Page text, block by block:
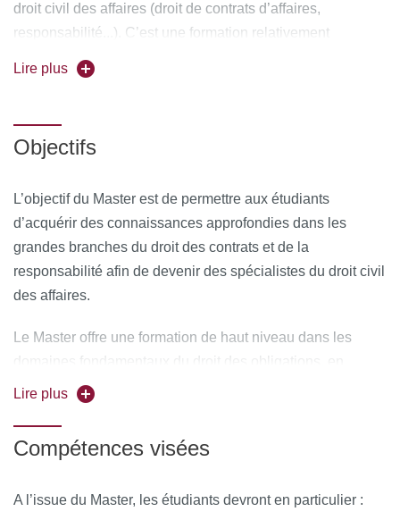
droit civil des affaires (droit de contrats d’affaires,
responsabilité...). C’est une formation relativement
généraliste de haut niveau préparant ses diplômés à la
pratique du droit aussi bien qu’à la recherche. Les
juridiques (cabinet d’avocats, banque, magistrature...) avec
une grande faculté d’adaptation.
Découvrez l'ensemble du programme (Unités
d'Enseignements) en scannant le QR Code :
Lire plus
Objectifs
L’objectif du Master est de permettre aux étudiants
d’acquérir des connaissances approfondies dans les
grandes branches du droit des contrats et de la
responsabilité afin de devenir des spécialistes du droit civil
des affaires.
Le Master offre une formation de haut niveau dans les
domaines fondamentaux du droit des obligations, en
approfondissant la maîtrise technique de la matière et en
affaires (droit bancaire, droit de la distribution et de la
développements les plus récents du droit notamment sous
Lire plus
Compétences visées
A l’issue du Master, les étudiants devront en particulier :